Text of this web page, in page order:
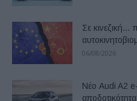
Σε κινεζική…
06/08/2026
Νέο Audi A2